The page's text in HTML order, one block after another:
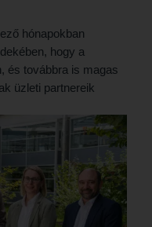
hónapokban
hogy a
és továbbra is magas
üzleti partnereik